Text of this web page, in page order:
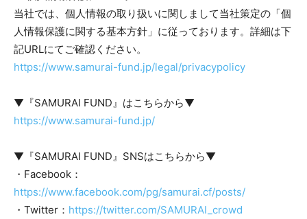
当社では、個人情報の取り扱いに関しまして当社策定の「個
人情報保護に関する基本方針」に従っております。詳細は下
記URLにてご確認ください。
https://www.samurai-fund.jp/legal/privacypolicy
▼『SAMURAI FUND』はこちらから▼
https://www.samurai-fund.jp/
▼『SAMURAI FUND』SNSはこちらから▼
・Facebook：
https://www.facebook.com/pg/samurai.cf/posts/
・Twitter： https://twitter.com/SAMURAI_crowd